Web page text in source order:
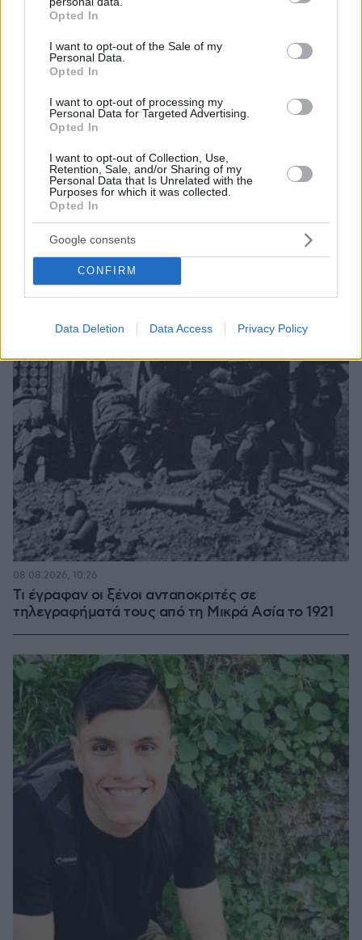
grant or deny consent to Google and its third-party tags to
use your data for below specified purposes in below Google
consent section.
Opted In
I want to opt-out of the Sale of my
Personal Data.
Opted In
I want to opt-out of processing my
Personal Data for Targeted Advertising.
Opted In
I want to opt-out of Collection, Use,
Retention, Sale, and/or Sharing of my
Personal Data that Is Unrelated with the
Purposes for which it was collected.
Opted In
Google consents
CONFIRM
Data Deletion Data Access Privacy Policy
Πώς να βουρτσίζετε τη γάτα σας χωρίς να την ενοχλεί
Συνέντευξη ποταμός του Χάντερ Μπάιντεν: Ο πατέρας
μου έχει μεταστάσεις στα οστά - Έπινα 4 λίτρα βότκα τη
μέρα, κάπνιζα κρακ κάθε 15 λεπτά
ΔΕΙΤΕ ΟΛΕΣ ΤΙΣ ΕΙΔΗΣΕΙΣ
ΤΑ ΠΙΟ ΔΗΜΟΦΙΛΗ
Τι έγραφαν οι ξένοι ανταποκριτές σε
τηλεγραφήματά τους από τη Μικρά Ασία το 1921
08.08.2026, 10:26